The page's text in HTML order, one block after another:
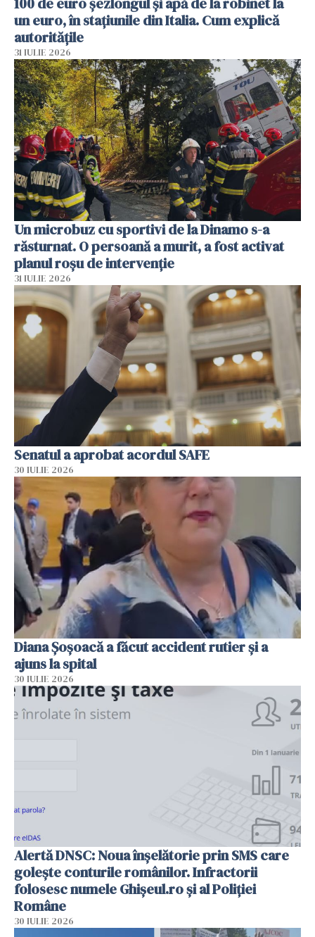
un euro, în stațiunile din Italia. Cum explică
autoritățile
31 IULIE 2026
Un microbuz cu sportivi de la Dinamo s-a
răsturnat. O persoană a murit, a fost activat
planul roșu de intervenție
31 IULIE 2026
Senatul a aprobat acordul SAFE
30 IULIE 2026
Diana Șoșoacă a făcut accident rutier și a
ajuns la spital
30 IULIE 2026
Alertă DNSC: Noua înșelătorie prin SMS care
golește conturile românilor. Infractorii
folosesc numele Ghișeul.ro și al Poliției
Române
30 IULIE 2026